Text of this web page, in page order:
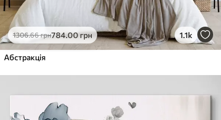
1306.66грн784.00грн 1.1k
Абстракція